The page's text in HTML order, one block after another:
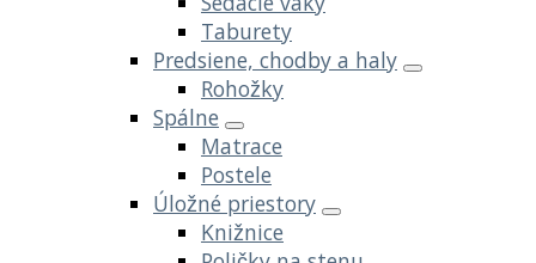
Taburety
Predsiene, chodby a haly
Rohožky
Spálne
Matrace
Postele
Úložné priestory
Knižnice